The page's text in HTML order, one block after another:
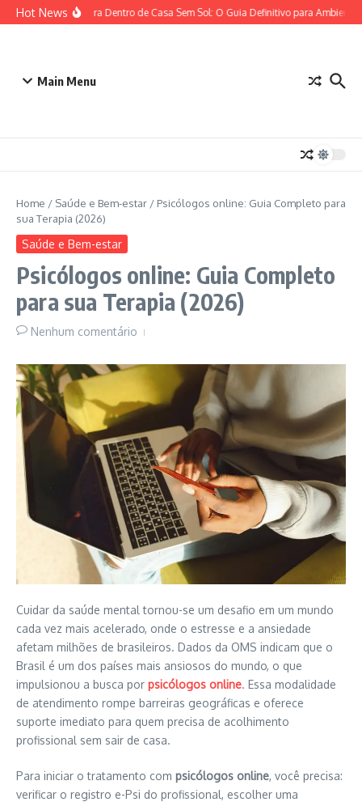
Ir para o conteúdo
Hot News
Plantas para Dentro de Casa Sem Sol: O Guia Definitivo para Ambientes
Main Menu
Home / Saúde e Bem-estar / Psicólogos online: Guia Completo para
sua Terapia (2026)
Saúde e Bem-estar
Psicólogos online: Guia Completo
para sua Terapia (2026)
Nenhum comentário
Cuidar da saúde mental tornou-se um desafio em um mundo
cada vez mais acelerado, onde o estresse e a ansiedade
afetam milhões de brasileiros. Dados da OMS indicam que o
Brasil é um dos países mais ansiosos do mundo, o que
impulsionou a busca por psicólogos online. Essa modalidade
de atendimento rompe barreiras geográficas e oferece
suporte imediato para quem precisa de acolhimento
profissional sem sair de casa.
Para iniciar o tratamento com psicólogos online, você precisa:
verificar o registro e-Psi do profissional, escolher uma